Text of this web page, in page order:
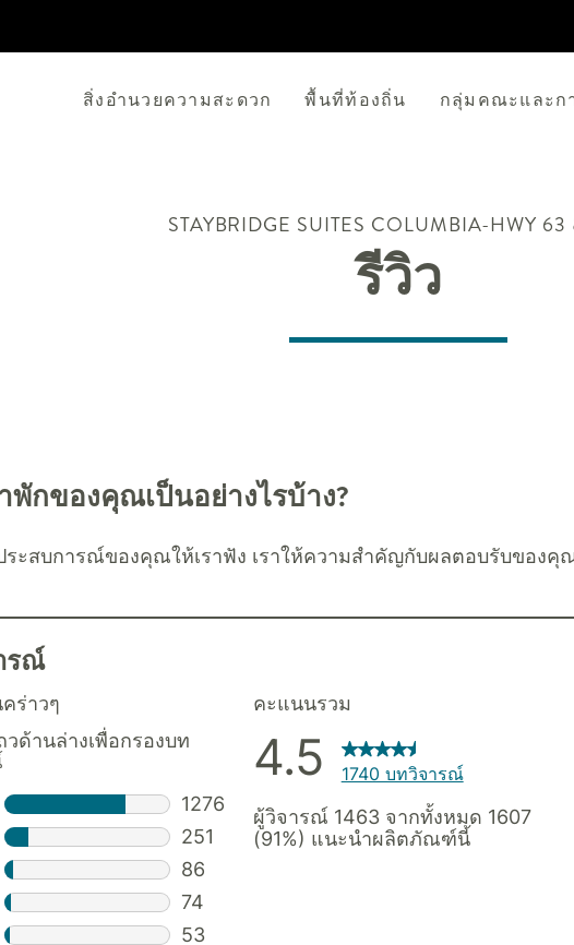
สิ่งอำนวยความสะดวก พื้นที่ท้องถิ่น กลุ่มคณะและก
STAYBRIDGE SUITES COLUMBIA-HWY 63
รีวิว
พักของคุณเป็นอย่างไรบ้าง?
ระสบการณ์ของคุณให้เราฟัง เราให้ความสำคัญกับผลตอบรับของคุ